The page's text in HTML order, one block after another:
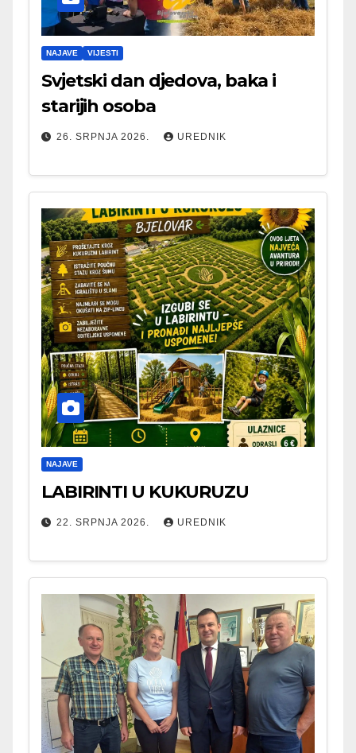
NAJAVE VIJESTI
Svjetski dan djedova, baka i
starijih osoba
26. SRPNJA 2026. UREDNIK
NAJAVE
LABIRINTI U KUKURUZU
22. SRPNJA 2026. UREDNIK